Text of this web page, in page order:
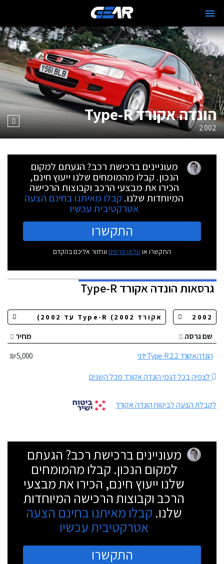
הונדה אקורד Type-R
2002
מעוניינים ברכישת רכב? הגעתם למקום
הנכון. קבלו מהמומחים שלנו ייעוץ חינם,
הכירו את מבצעי הרכב וקבוצות הרכישה
המיוחדות שלנו. קבלו מאיתנו בחינם הצעה
אטרקטיבית עכשיו
התקשרו
התקשרו או מלאו פרטים ונחזור אליכם בהקדם
גרסאותהונדה אקורד Type-R
שם גרסה
מחיר
הונדה אקורד Type-R 2.2 ידני
5,000 ₪
לצפיה בכל דגמי הונדה אקורד מכל השנים
לקבלת הצעה לביטוח הונדה אקורד
מעוניינים ברכישת רכב? הגעתם
למקום הנכון. קבלו מהמומחים
שלנו ייעוץ חינם, הכירו את מבצעי
הרכב וקבוצות הרכישה המיוחדות
שלנו. קבלו מאיתנו בחינם הצעה
אטרקטיבית עכשיו
התקשרו